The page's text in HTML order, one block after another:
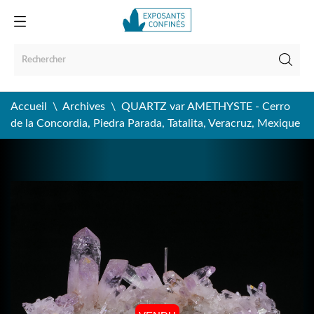
Accueil Archives
QUARTZ var AMETHYSTE - Cerro
de la Concordia, Piedra Parada, Tatalita, Veracruz, Mexique